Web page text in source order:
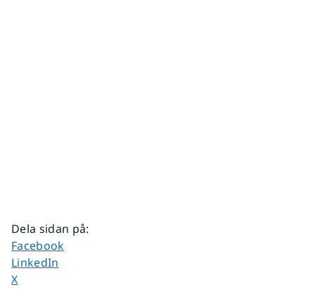
Dela sidan på:
Dela sidan på
Facebook
Dela sidan på
LinkedIn
Dela sidan på
X